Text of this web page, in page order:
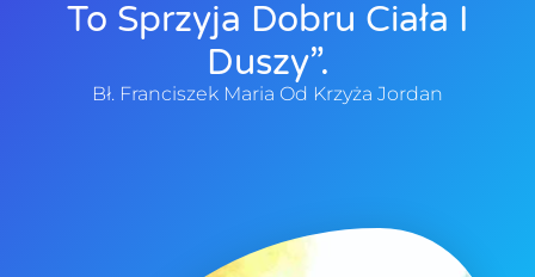
To Sprzyja Dobru Ciała I
Duszy”.
Bł. Franciszek Maria Od Krzyża Jordan